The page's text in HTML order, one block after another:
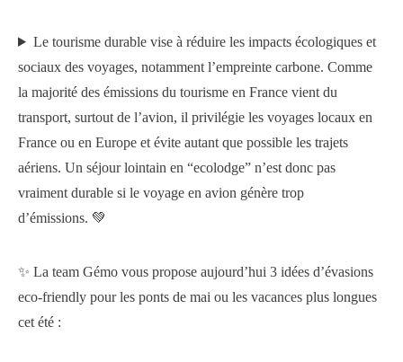
Le tourisme durable vise à réduire les impacts écologiques et
sociaux des voyages, notamment l’empreinte carbone. Comme
la majorité des émissions du tourisme en France vient du
transport, surtout de l’avion, il privilégie les voyages locaux en
France ou en Europe et évite autant que possible les trajets
aériens. Un séjour lointain en “ecolodge” n’est donc pas
vraiment durable si le voyage en avion génère trop
d’émissions. 💚
✨ La team Gémo vous propose aujourd’hui 3 idées d’évasions
eco-friendly pour les ponts de mai ou les vacances plus longues
cet été :